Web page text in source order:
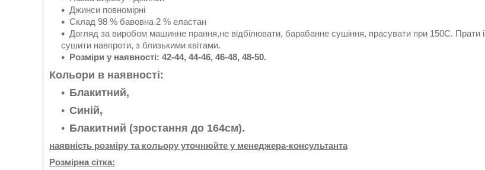
Джинси повномірні
Склад 98 % бавовна 2 % еластан
Догляд за виробом машинне прання,не відбілювати, барабанне сушіння, прасувати при 150С. Прати і
сушити навпроти, з близькими квітами.
Розміри у наявності: 42-44, 44-46, 46-48, 48-50.
Кольори в наявності:
Блакитний,
Синій,
Блакитний (зростання до 164см).
наявність розміру та кольору уточнюйте у менеджера-консультанта
Розмірна сітка: